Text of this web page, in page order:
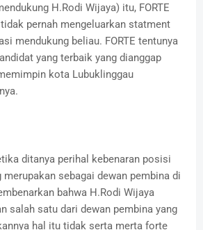
H.Rodi Wijaya) itu, FORTE
pernah mengeluarkan statment
mendukung beliau. FORTE tentunya
yang terbaik yang dianggap
kota Lubuklinggau
ditanya perihal kebenaran posisi
merupakan sebagai dewan pembina di
bahwa H.Rodi Wijaya
salah satu dari dewan pembina yang
hal itu tidak serta merta forte